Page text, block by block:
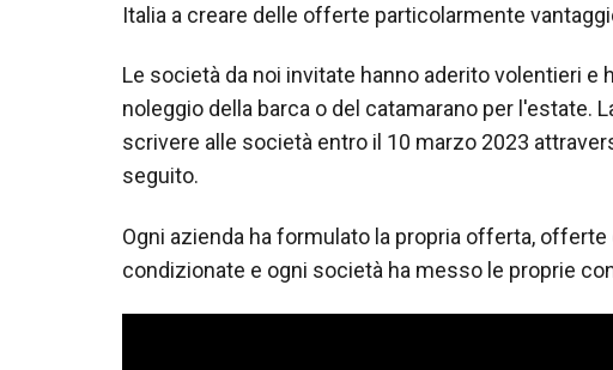
Italia a creare delle offerte particolarmente
Le società da noi invitate hanno aderito volentieri
noleggio della barca o del catamarano per l'estate.
scrivere alle società entro il 10 marzo 2023
seguito.
Ogni azienda ha formulato la propria offerta,
condizionate e ogni società ha messo le proprie